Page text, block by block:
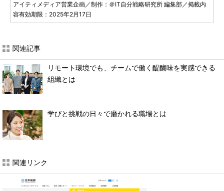
アイティメディア営業企画／制作：＠IT自分戦略研究所 編集部／掲載内
容有効期限：2025年2月17日
関連記事
リモート環境でも、チームで働く醍醐味を実感できる
組織とは
学びと挑戦の日々で磨かれる職場とは
関連リンク